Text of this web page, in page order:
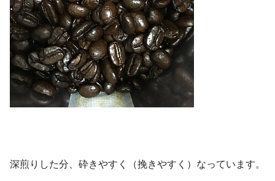
深煎りした分、砕きやすく（挽きやすく）なっています。